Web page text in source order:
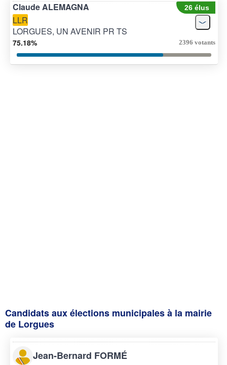
Claude ALEMAGNA 26 élus
LLR
LORGUES, UN AVENIR PR TS
75.18% 2396 votants
Candidats aux élections municipales à la mairie
de Lorgues
Jean-Bernard FORMÉ